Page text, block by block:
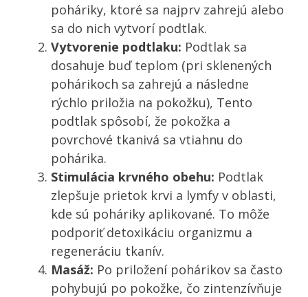
poháriky, ktoré sa najprv zahrejú alebo
sa do nich vytvorí podtlak.
Vytvorenie podtlaku: Podtlak sa
dosahuje buď teplom (pri sklenených
pohárikoch sa zahrejú a následne
rýchlo priložia na pokožku), Tento
podtlak spôsobí, že pokožka a
povrchové tkanivá sa vtiahnu do
pohárika.
Stimulácia krvného obehu: Podtlak
zlepšuje prietok krvi a lymfy v oblasti,
kde sú poháriky aplikované. To môže
podporiť detoxikáciu organizmu a
regeneráciu tkanív.
Masáž: Po priložení pohárikov sa často
pohybujú po pokožke, čo zintenzívňuje